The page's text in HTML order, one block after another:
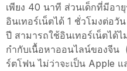
เพียง 40 นาที ส่วนเด็กที่มีอา
อินเทอร์เน็ตได้ 1 ชั่วโมงต่อวั
ปี สามารถใช้อินเทอร์เน็ตได้
กำกับเนื้อหาออนไลน์ของจีน
ร์ตโฟน ไม่ว่าจะเป็น Apple